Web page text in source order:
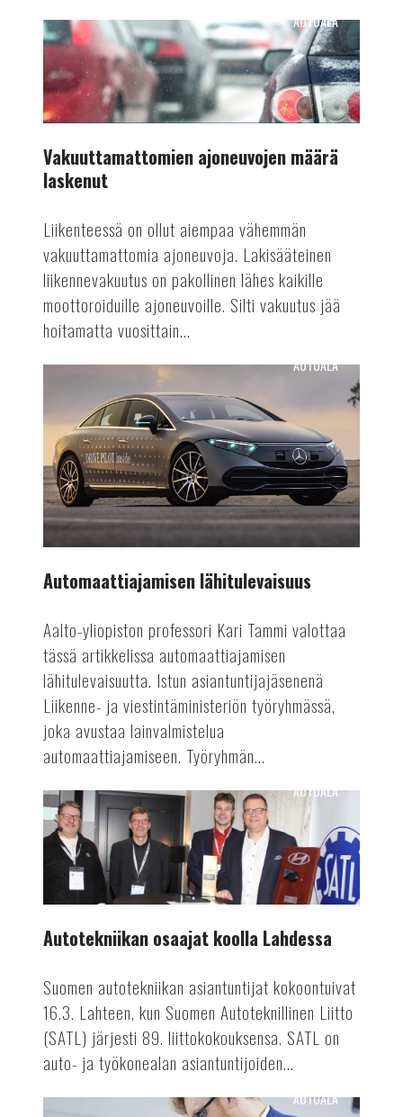
Vakuuttamattomien
ajoneuvojen
määrä
laskenut
AUTOALA
Vakuuttamattomien ajoneuvojen määrä
laskenut
Liikenteessä on ollut aiempaa vähemmän
vakuuttamattomia ajoneuvoja. Lakisääteinen
liikennevakuutus on pakollinen lähes kaikille
moottoroiduille ajoneuvoille. Silti vakuutus jää
hoitamatta vuosittain...
Automaattiajamisen
lähitulevaisuus
AUTOALA
Automaattiajamisen lähitulevaisuus
Aalto-yliopiston professori Kari Tammi valottaa
tässä artikkelissa automaattiajamisen
lähitulevaisuutta. Istun asiantuntijajäsenenä
Liikenne- ja viestintäministeriön työryhmässä,
joka avustaa lainvalmistelua
automaattiajamiseen. Työryhmän...
Autotekniikan
osaajat
koolla
Lahdessa
AUTOALA
Autotekniikan osaajat koolla Lahdessa
Suomen autotekniikan asiantuntijat kokoontuivat
16.3. Lahteen, kun Suomen Autoteknillinen Liitto
(SATL) järjesti 89. liittokokouksensa. SATL on
auto- ja työkonealan asiantuntijoiden...
AUTOALA